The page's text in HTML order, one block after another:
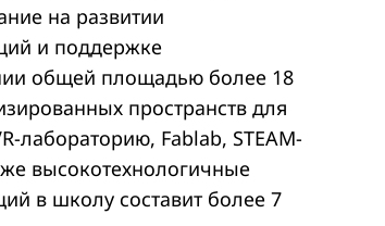
на развитии
и поддержке
общей площадью более 18
пространств для
лабораторию, Fablab, STEAM-
высокотехнологичные
в школу составит более 7